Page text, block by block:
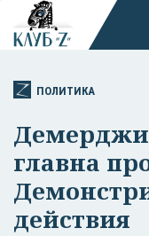
ПОЛИТИКА
главна
действия